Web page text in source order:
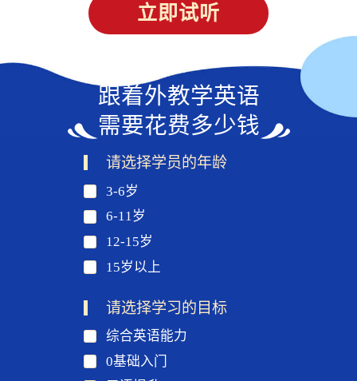
立即试听
跟着外教学英语
需要花费多少钱
请选择学员的年龄
3-6岁
6-11岁
12-15岁
15岁以上
请选择学习的目标
综合英语能力
0基础入门